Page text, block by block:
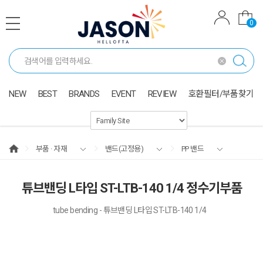
0
NEW BEST BRANDS EVENT REVIEW 호환필터/부품찾기
부품 · 자재 밴드(고정용) PP 밴드
튜브밴딩 L타입 ST-LTB-140 1/4 정수기부품
tube bending - 튜브밴딩 L타입 ST-LTB-140 1/4